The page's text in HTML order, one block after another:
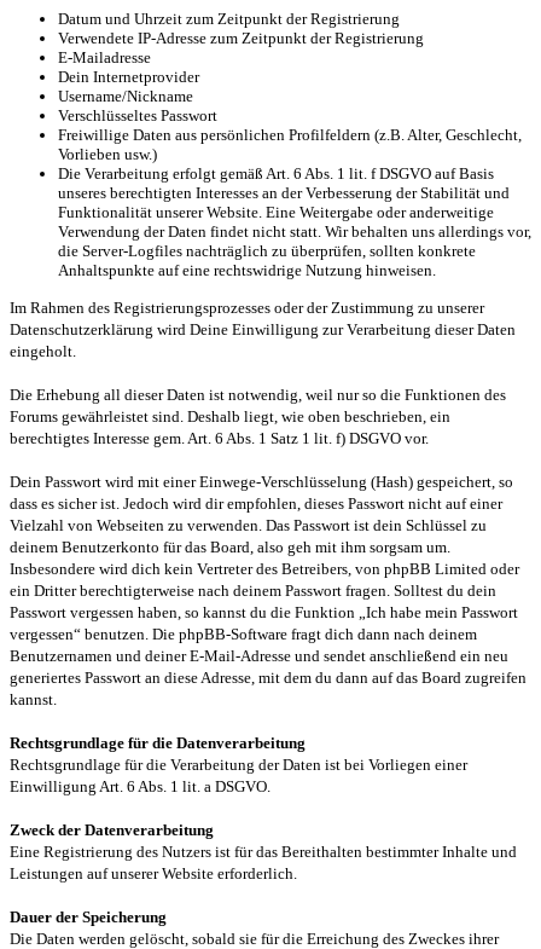
Datum und Uhrzeit zum Zeitpunkt der Registrierung
Verwendete IP-Adresse zum Zeitpunkt der Registrierung
E-Mailadresse
Dein Internetprovider
Username/Nickname
Verschlüsseltes Passwort
Freiwillige Daten aus persönlichen Profilfeldern (z.B. Alter, Geschlecht,
Vorlieben usw.)
Die Verarbeitung erfolgt gemäß Art. 6 Abs. 1 lit. f DSGVO auf Basis
unseres berechtigten Interesses an der Verbesserung der Stabilität und
Funktionalität unserer Website. Eine Weitergabe oder anderweitige
Verwendung der Daten findet nicht statt. Wir behalten uns allerdings vor,
die Server-Logfiles nachträglich zu überprüfen, sollten konkrete
Anhaltspunkte auf eine rechtswidrige Nutzung hinweisen.
Im Rahmen des Registrierungsprozesses oder der Zustimmung zu unserer
Datenschutzerklärung wird Deine Einwilligung zur Verarbeitung dieser Daten
eingeholt.
Die Erhebung all dieser Daten ist notwendig, weil nur so die Funktionen des
Forums gewährleistet sind. Deshalb liegt, wie oben beschrieben, ein
berechtigtes Interesse gem. Art. 6 Abs. 1 Satz 1 lit. f) DSGVO vor.
Dein Passwort wird mit einer Einwege-Verschlüsselung (Hash) gespeichert, so
dass es sicher ist. Jedoch wird dir empfohlen, dieses Passwort nicht auf einer
Vielzahl von Webseiten zu verwenden. Das Passwort ist dein Schlüssel zu
deinem Benutzerkonto für das Board, also geh mit ihm sorgsam um.
Insbesondere wird dich kein Vertreter des Betreibers, von phpBB Limited oder
ein Dritter berechtigterweise nach deinem Passwort fragen. Solltest du dein
Passwort vergessen haben, so kannst du die Funktion „Ich habe mein Passwort
vergessen“ benutzen. Die phpBB-Software fragt dich dann nach deinem
Benutzernamen und deiner E-Mail-Adresse und sendet anschließend ein neu
generiertes Passwort an diese Adresse, mit dem du dann auf das Board zugreifen
kannst.
Rechtsgrundlage für die Datenverarbeitung
Rechtsgrundlage für die Verarbeitung der Daten ist bei Vorliegen einer
Einwilligung Art. 6 Abs. 1 lit. a DSGVO.
Zweck der Datenverarbeitung
Eine Registrierung des Nutzers ist für das Bereithalten bestimmter Inhalte und
Leistungen auf unserer Website erforderlich.
Dauer der Speicherung
Die Daten werden gelöscht, sobald sie für die Erreichung des Zweckes ihrer